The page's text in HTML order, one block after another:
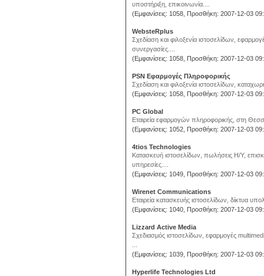
υποστήριξη, επικοινωνία....
(Εμφανίσεις: 1058, Προσθήκη: 2007-12-03
WebsteRplus
Σχεδίαση και φιλοξενία ιστοσελίδων,
συνεργασίες....
(Εμφανίσεις: 1058, Προσθήκη: 2007-12-03
PSN Εφαρμογές Πληροφορικής
Σχεδίαση και φιλοξενία ιστοσελίδων,
(Εμφανίσεις: 1058, Προσθήκη: 2007-12-03
PC Global
Εταιρεία εφαρμογών πληροφορικής, στη
(Εμφανίσεις: 1052, Προσθήκη: 2007-12-03
4tios Technologies
Κατασκευή ιστοσελίδων, πωλήσεις Η/Υ,
υπηρεσίες....
(Εμφανίσεις: 1049, Προσθήκη: 2007-12-03
Wirenet Communications
Εταιρεία κατασκευής ιστοσελίδων, δίκτυα
(Εμφανίσεις: 1040, Προσθήκη: 2007-12-03
Lizzard Active Media
Σχεδιασμός ιστοσελίδων, εφαρμογές
(Εμφανίσεις: 1039, Προσθήκη: 2007-12-03
Hyperlife Technologies Ltd